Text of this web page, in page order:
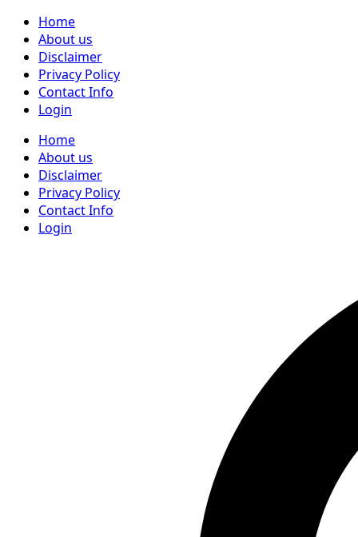
Home
About us
Disclaimer
Privacy Policy
Contact Info
Login
Home
About us
Disclaimer
Privacy Policy
Contact Info
Login